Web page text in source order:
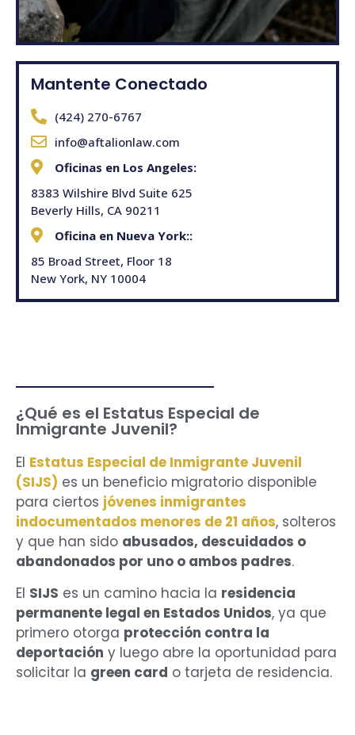
Mantente Conectado
(424) 270-6767
info@aftalionlaw.com
Oficinas en Los Angeles:
8383 Wilshire Blvd Suite 625
Beverly Hills, CA 90211
Oficina en Nueva York::
85 Broad Street, Floor 18
New York, NY 10004
¿Qué es el Estatus Especial de
Inmigrante Juvenil?
El Estatus Especial de Inmigrante Juvenil
(SIJS) es un beneficio migratorio disponible
para ciertos jóvenes inmigrantes
indocumentados menores de 21 años, solteros
y que han sido abusados, descuidados o
abandonados por uno o ambos padres.
El SIJS es un camino hacia la residencia
permanente legal en Estados Unidos, ya que
primero otorga protección contra la
deportación y luego abre la oportunidad para
solicitar la green card o tarjeta de residencia.